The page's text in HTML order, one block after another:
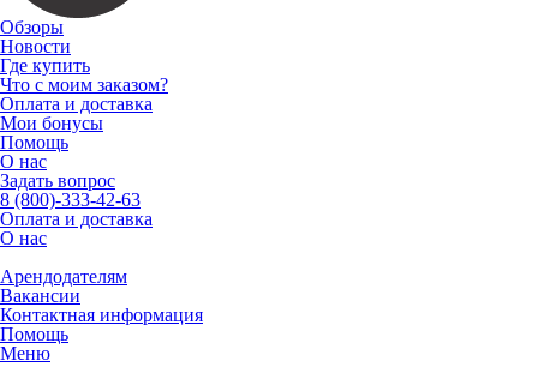
Обзоры
Новости
Где купить
Что с моим заказом?
Оплата и доставка
Мои бонусы
Помощь
О нас
Задать вопрос
8 (800)-333-42-63
Оплата и доставка
О нас
Арендодателям
Вакансии
Контактная информация
Помощь
Меню